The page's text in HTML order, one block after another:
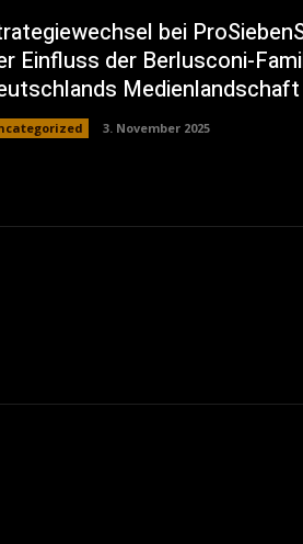
bei
Einfluss der Berlusconi-
Medienlandschaft
3. November 2025